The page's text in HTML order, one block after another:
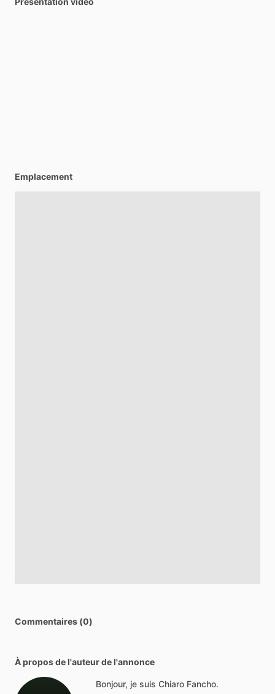
Emplacement
Commentaires (0)
À propos de l'auteur de l'annonce
Bonjour, je suis Chiaro Fancho.